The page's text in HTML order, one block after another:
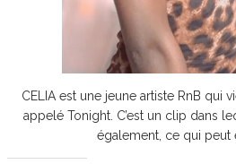
CELIA est une jeune artiste RnB qui
appelé Tonight. C’est un clip dans
également, ce qui peut